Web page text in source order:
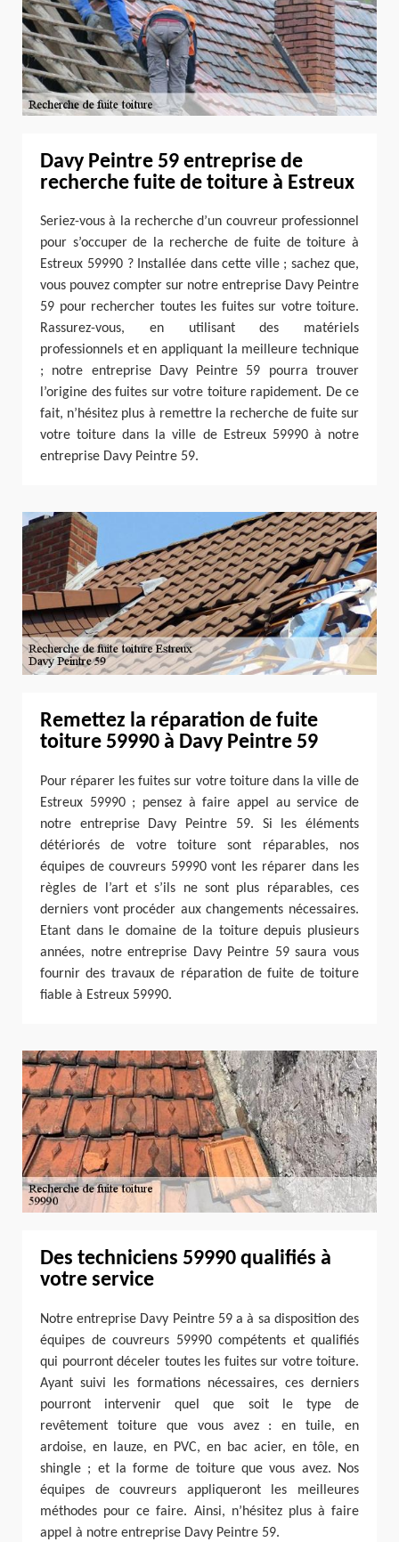
Davy Peintre 59 entreprise de
recherche fuite de toiture à Estreux
Seriez-vous à la recherche d’un couvreur professionnel
pour s’occuper de la recherche de fuite de toiture à
Estreux 59990 ? Installée dans cette ville ; sachez que,
vous pouvez compter sur notre entreprise Davy Peintre
59 pour rechercher toutes les fuites sur votre toiture.
Rassurez-vous, en utilisant des matériels
professionnels et en appliquant la meilleure technique
; notre entreprise Davy Peintre 59 pourra trouver
l’origine des fuites sur votre toiture rapidement. De ce
fait, n’hésitez plus à remettre la recherche de fuite sur
votre toiture dans la ville de Estreux 59990 à notre
entreprise Davy Peintre 59.
Remettez la réparation de fuite
toiture 59990 à Davy Peintre 59
Pour réparer les fuites sur votre toiture dans la ville de
Estreux 59990 ; pensez à faire appel au service de
notre entreprise Davy Peintre 59. Si les éléments
détériorés de votre toiture sont réparables, nos
équipes de couvreurs 59990 vont les réparer dans les
règles de l’art et s’ils ne sont plus réparables, ces
derniers vont procéder aux changements nécessaires.
Etant dans le domaine de la toiture depuis plusieurs
années, notre entreprise Davy Peintre 59 saura vous
fournir des travaux de réparation de fuite de toiture
fiable à Estreux 59990.
Des techniciens 59990 qualifiés à
votre service
Notre entreprise Davy Peintre 59 a à sa disposition des
équipes de couvreurs 59990 compétents et qualifiés
qui pourront déceler toutes les fuites sur votre toiture.
Ayant suivi les formations nécessaires, ces derniers
pourront intervenir quel que soit le type de
revêtement toiture que vous avez : en tuile, en
ardoise, en lauze, en PVC, en bac acier, en tôle, en
shingle ; et la forme de toiture que vous avez. Nos
équipes de couvreurs appliqueront les meilleures
méthodes pour ce faire. Ainsi, n’hésitez plus à faire
appel à notre entreprise Davy Peintre 59.